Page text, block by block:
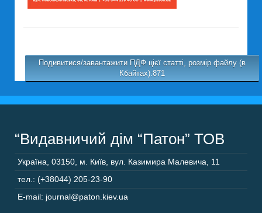
Подивитися/завантажити ПДФ цієї статті, розмір файлу (в
Кбайтах):871
“Видавничий дім “Патон” ТОВ
Україна 03150 м. Київ, вул. Казимира Малевича, 11
тел.: (+38044) 205-23-90
E-mail: journal@paton.kiev.ua